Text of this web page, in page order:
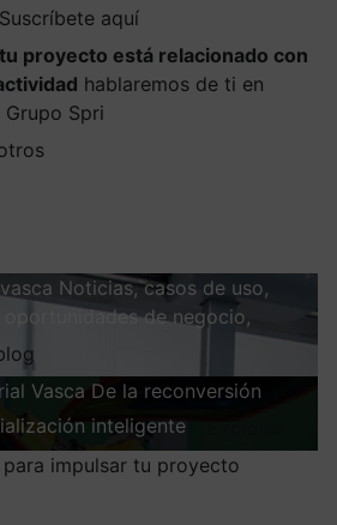
Suscríbete aquí
proyecto está relacionado con
hablaremos de ti en
Spri
Noticias, casos de uso,
de negocio,
Vasca De la reconversión
inteligente
impulsar tu proyecto